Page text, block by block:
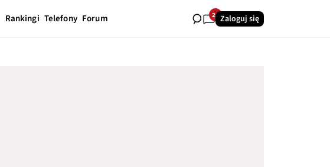
Rankingi Telefony Forum 26Zaloguj się